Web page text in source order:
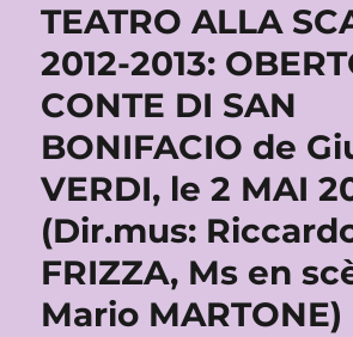
TEATRO ALLA
2012-2013:
CONTE DI SAN
BONIFACIO de
VERDI, le 2 MAI
(Dir.mus:
FRIZZA, Ms en
Mario MARTONE)